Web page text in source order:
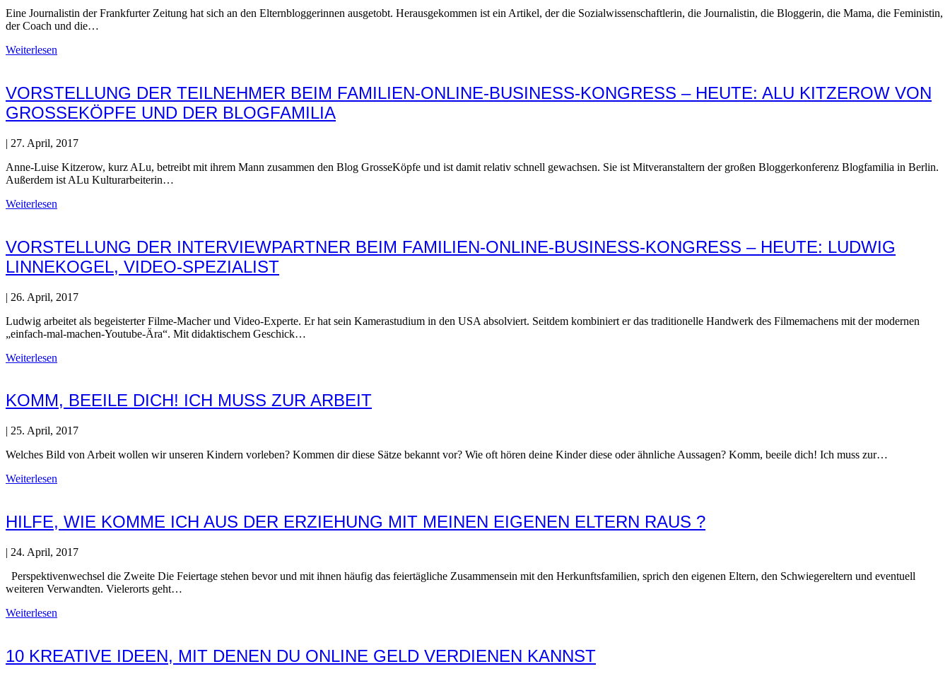
Eine Journalistin der Frankfurter Zeitung hat sich an den Elternbloggerinnen ausgetobt. Herausgekommen ist ein Artikel, der die Sozialwissenschaftlerin, die Journalistin, die Bloggerin, die Mama, die Feministin,
der Coach und die…
Weiterlesen
VORSTELLUNG DER TEILNEHMER BEIM FAMILIEN-ONLINE-BUSINESS-KONGRESS – HEUTE: ALU KITZEROW VON
GROSSEKÖPFE UND DER BLOGFAMILIA
| 27. April, 2017
Anne-Luise Kitzerow, kurz ALu, betreibt mit ihrem Mann zusammen den Blog GrosseKöpfe und ist damit relativ schnell gewachsen. Sie ist Mitveranstaltern der großen Bloggerkonferenz Blogfamilia in Berlin.
Außerdem ist ALu Kulturarbeiterin…
Weiterlesen
VORSTELLUNG DER INTERVIEWPARTNER BEIM FAMILIEN-ONLINE-BUSINESS-KONGRESS – HEUTE: LUDWIG
LINNEKOGEL, VIDEO-SPEZIALIST
| 26. April, 2017
Ludwig arbeitet als begeisterter Filme-Macher und Video-Experte. Er hat sein Kamerastudium in den USA absolviert. Seitdem kombiniert er das traditionelle Handwerk des Filmemachens mit der modernen
„einfach-mal-machen-Youtube-Ära“. Mit didaktischem Geschick…
Weiterlesen
KOMM, BEEILE DICH! ICH MUSS ZUR ARBEIT
| 25. April, 2017
Welches Bild von Arbeit wollen wir unseren Kindern vorleben? Kommen dir diese Sätze bekannt vor? Wie oft hören deine Kinder diese oder ähnliche Aussagen? Komm, beeile dich! Ich muss zur…
Weiterlesen
HILFE, WIE KOMME ICH AUS DER ERZIEHUNG MIT MEINEN EIGENEN ELTERN RAUS ?
| 24. April, 2017
Perspektivenwechsel die Zweite Die Feiertage stehen bevor und mit ihnen häufig das feiertägliche Zusammensein mit den Herkunftsfamilien, sprich den eigenen Eltern, den Schwiegereltern und eventuell
weiteren Verwandten. Vielerorts geht…
Weiterlesen
10 KREATIVE IDEEN, MIT DENEN DU ONLINE GELD VERDIENEN KANNST